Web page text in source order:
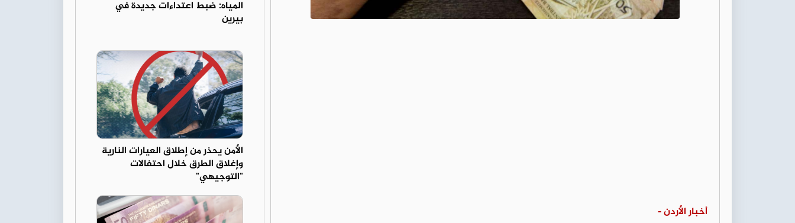
أخبار الأردن -
المياه: ضبط اعتداءات جديدة في
بيرين
الأمن يحذر من إطلاق العيارات النارية
وإغلاق الطرق خلال احتفالات
"التوجيهي"